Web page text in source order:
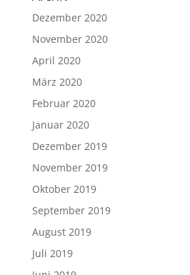
Dezember 2020
November 2020
April 2020
März 2020
Februar 2020
Januar 2020
Dezember 2019
November 2019
Oktober 2019
September 2019
August 2019
Juli 2019